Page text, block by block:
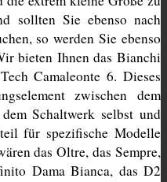
sollten Sie ebenso nach
so werden Sie ebenso
bieten Ihnen das Bianchi
Camaleonte 6. Dieses
zwischen dem
Schaltwerk selbst und
für spezifische Modelle
das Oltre, das Sempre,
Dama Bianca, das D2